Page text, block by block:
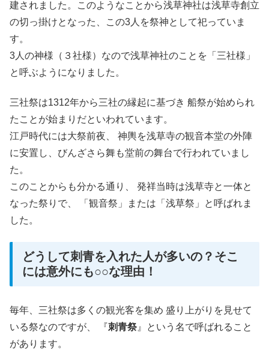
建されました。このようなことから浅草神社は浅草寺創立
の切っ掛けとなった、この3人を祭神として祀っていま
す。
3人の神様（３社様）なので浅草神社のことを「三社様」
と呼ぶようになりました。
三社祭は1312年から三社の縁起に基づき 船祭が始められ
たことが始まりだといわれています。
江戸時代には大祭前夜、 神輿を浅草寺の観音本堂の外陣
に安置し、びんざさら舞も堂前の舞台で行われていまし
た。
このことからも分かる通り、 発祥当時は浅草寺と一体と
なった祭りで、 「観音祭」または「浅草祭」と呼ばれま
した。
どうして刺青を入れた人が多いの？そこ
には意外にも○○な理由！
毎年、三社祭は多くの観光客を集め 盛り上がりを見せて
いる祭なのですが、 『刺青祭 』という名で呼ばれること
があります。